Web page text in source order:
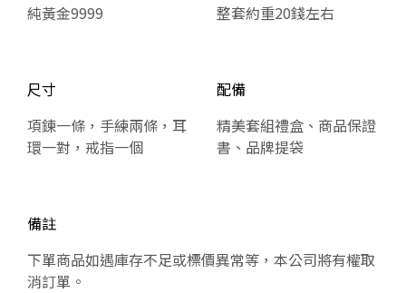
純黃金9999
整套約重20錢左右
尺寸
項鍊一條，手練兩條，耳
環一對，戒指一個
配備
精美套組禮盒、商品保證
書、品牌提袋
備註
下單商品如遇庫存不足或標價異常等，本公司將有權取
消訂單。